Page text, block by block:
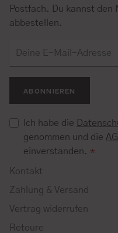
Postfach. Du kannst
abbestellen.
ABONNIEREN
Ich habe die
genommen und die
einverstanden. *
Kontakt
Zahlung & Versand
Vertrag widerrufen
Retoure